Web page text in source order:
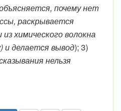
почему нет
раскрывается
химического волокна
и делается вывод); 3)
нельзя